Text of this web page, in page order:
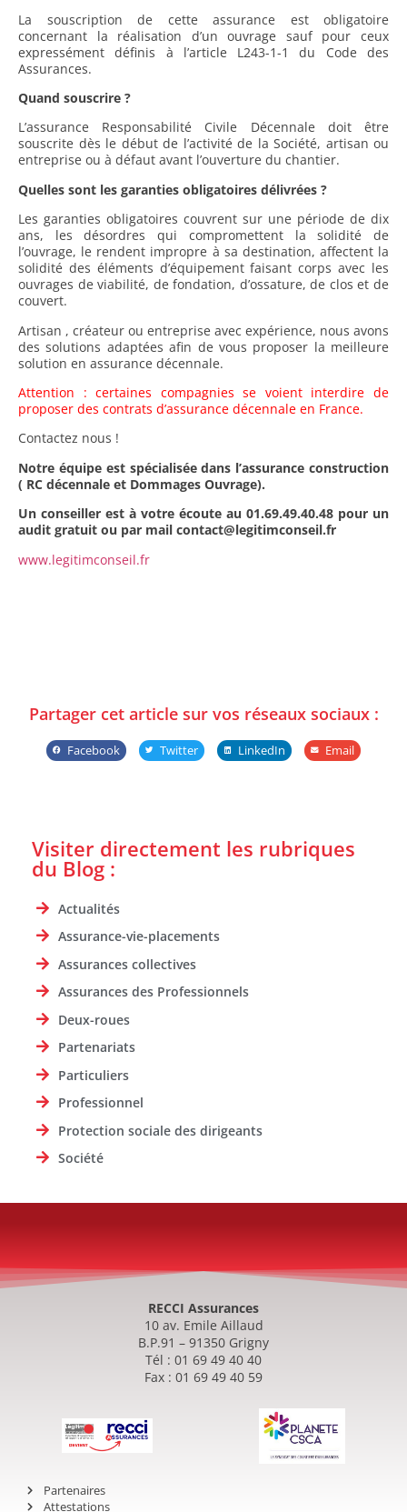
La souscription de cette assurance est obligatoire
concernant la réalisation d’un ouvrage sauf pour ceux
expressément définis à l’article L243-1-1 du Code des
Assurances.
Quand souscrire ?
L’assurance Responsabilité Civile Décennale doit être
souscrite dès le début de l’activité de la Société, artisan ou
entreprise ou à défaut avant l’ouverture du chantier.
Quelles sont les garanties obligatoires délivrées ?
Les garanties obligatoires couvrent sur une période de dix
ans, les désordres qui compromettent la solidité de
l’ouvrage, le rendent impropre à sa destination, affectent la
solidité des éléments d’équipement faisant corps avec les
ouvrages de viabilité, de fondation, d’ossature, de clos et de
couvert.
Artisan , créateur ou entreprise avec expérience, nous avons
des solutions adaptées afin de vous proposer la meilleure
solution en assurance décennale.
Attention : certaines compagnies se voient interdire de
proposer des contrats d’assurance décennale en France.
Contactez nous !
Notre équipe est spécialisée dans l’assurance construction
( RC décennale et Dommages Ouvrage).
Un conseiller est à votre écoute au 01.69.49.40.48 pour un
audit gratuit ou par mail contact@legitimconseil.fr
www.legitimconseil.fr
Partager cet article sur vos réseaux sociaux :
Facebook Twitter LinkedIn Email
Visiter directement les rubriques
du Blog :
Actualités
Assurance-vie-placements
Assurances collectives
Assurances des Professionnels
Deux-roues
Partenariats
Particuliers
Professionnel
Protection sociale des dirigeants
Société
RECCI Assurances
10 av. Emile Aillaud
B.P.91 – 91350 Grigny
Tél : 01 69 49 40 40
Fax : 01 69 49 40 59
Partenaires
Attestations